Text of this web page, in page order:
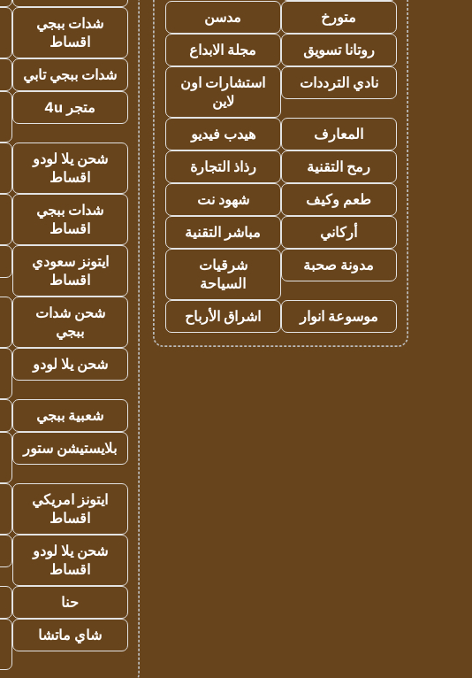
متورخ
مدسن
روتانا تسويق
مجلة الابداع
نادي الترددات
استشارات اون
لاين
المعارف
هيدب فيديو
رمح التقنية
رذاذ التجارة
طعم وكيف
شهود نت
أركاني
مباشر التقنية
مدونة صحبة
شرقيات
السياحة
موسوعة انوار
اشراق الأرباح
شدات ببجي
اقساط
شدات ببجي تابي
متجر 4u
شحن يلا لودو
اقساط
شدات ببجي
اقساط
ايتونز سعودي
اقساط
شحن شدات
ببجي
شحن يلا لودو
شعبية ببجي
بلايستيشن ستور
ايتونز امريكي
اقساط
شحن يلا لودو
اقساط
حنا
شاي ماتشا